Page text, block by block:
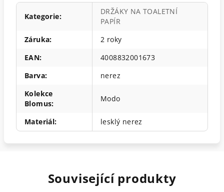
Kategorie:
DRŽÁKY NA TOALETNÍ
PAPÍR
Záruka:
2 roky
EAN:
4008832001673
Barva:
nerez
Kolekce
Blomus:
Modo
Materiál: lesklý nerez
Související produkty